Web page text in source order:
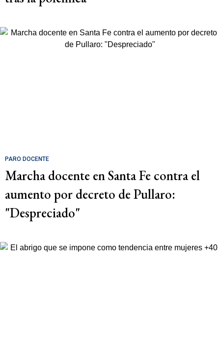
PARO DOCENTE
Marcha docente en Santa Fe contra el
aumento por decreto de Pullaro:
"Despreciado"